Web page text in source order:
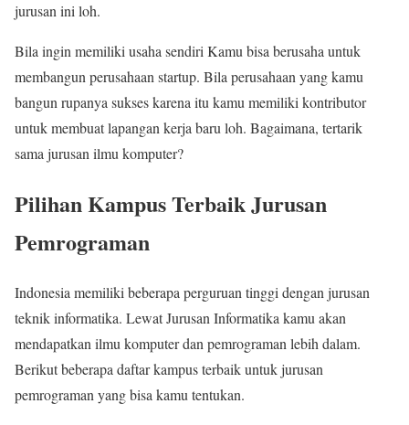
jurusan ini loh.
Bila ingin memiliki usaha sendiri Kamu bisa berusaha untuk
membangun perusahaan startup. Bila perusahaan yang kamu
bangun rupanya sukses karena itu kamu memiliki kontributor
untuk membuat lapangan kerja baru loh. Bagaimana, tertarik
sama jurusan ilmu komputer?
Pilihan Kampus Terbaik Jurusan
Pemrograman
Indonesia memiliki beberapa perguruan tinggi dengan jurusan
teknik informatika. Lewat Jurusan Informatika kamu akan
mendapatkan ilmu komputer dan pemrograman lebih dalam.
Berikut beberapa daftar kampus terbaik untuk jurusan
pemrograman yang bisa kamu tentukan.